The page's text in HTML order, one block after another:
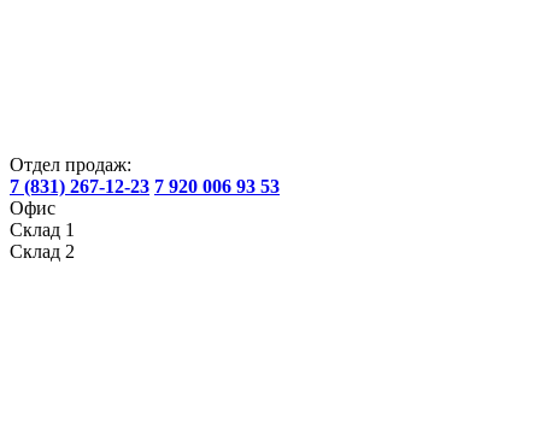
Отдел продаж:
7 (831) 267-12-23 7 920 006 93 53
Офис
Склад 1
Склад 2